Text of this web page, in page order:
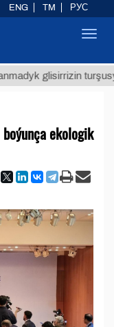
turşusy (t.)
ekologik
ENG TM РУС